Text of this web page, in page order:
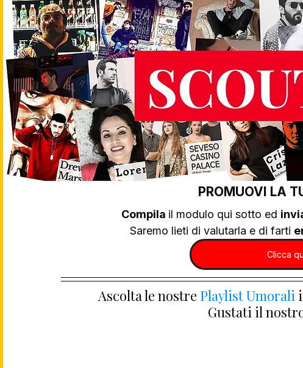
PROMUOVI LA
Compila il modulo qui sotto ed
Saremo lieti di valutarla e di farti
Clicca
Ascolta le nostre Playlist Umorali
Gustati il